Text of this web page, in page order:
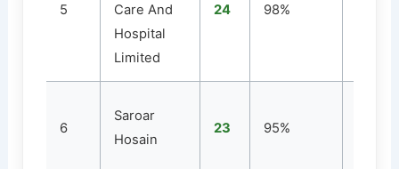
5
Care And
Hospital
Limited
24 98%
6
Saroar
Hosain
23 95%